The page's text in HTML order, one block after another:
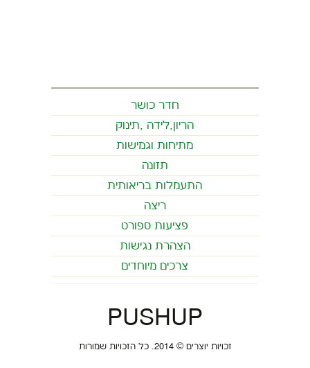
חדר כושר
הריון,לידה ,תינוק
מתיחות וגמישות
תזונה
התעמלות בריאותית
ריצה
פציעות ספורט
הצהרת נגישות
צרכים מיוחדים
PUSHUP
זכויות יוצרים © 2014. כל הזכויות שמורות